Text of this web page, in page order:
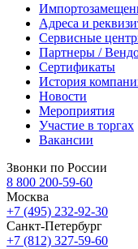
Адреса и
Сервисные
Партнеры /
Сертификаты
История
Новости
Мероприятия
Участие в торгах
Вакансии
Звонки по России
8 800 200-59-60
Москва
+7 (495) 232-92-30
Санкт-Петербург
+7 (812) 327-59-60